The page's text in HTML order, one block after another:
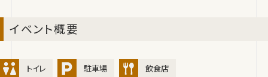
イベント概要
トイレ 駐車場 飲食店